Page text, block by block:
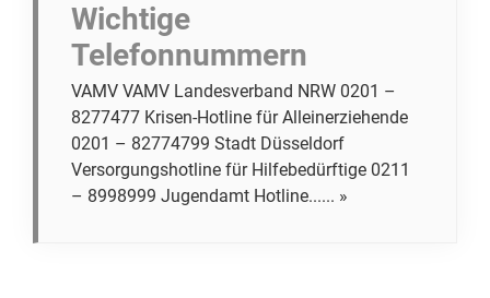
Wichtige
Telefonnummern
VAMV VAMV Landesverband NRW 0201 –
8277477 Krisen-Hotline für Alleinerziehende
0201 – 82774799 Stadt Düsseldorf
Versorgungshotline für Hilfebedürftige 0211
– 8998999 Jugendamt Hotline...... »